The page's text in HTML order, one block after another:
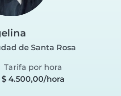
de Santa Rosa
Tarifa por hora
$ 4.500,00/hora